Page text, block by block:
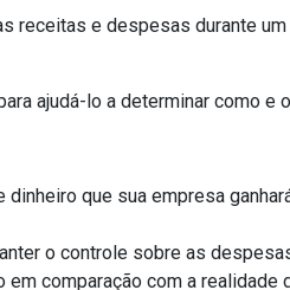
receitas e despesas durante
ajudá-lo a determinar como e
que sua empresa
o controle sobre as
comparação com a